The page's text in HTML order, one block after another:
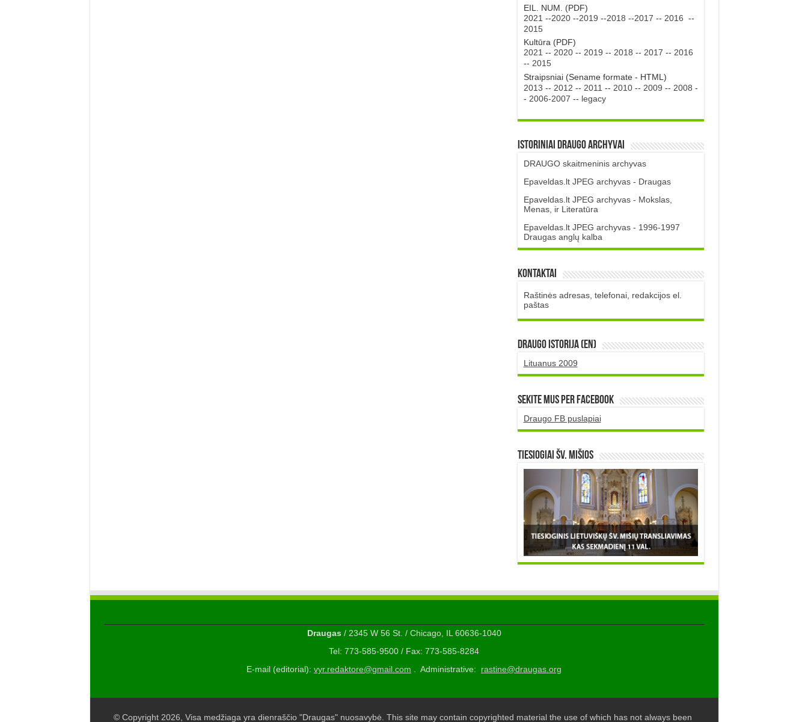
EIL. NUM. (PDF)
2021 --2020--2019 --2018 --2017 -- 2016 --
2015
Kultūra (PDF)
2021 -- 2020-- 2019 -- 2018 -- 2017 -- 2016
-- 2015
Straipsniai (Sename formate - HTML)
2013 -- 2012 -- 2011 -- 2010-- 2009 -- 2008 -
- 2006-2007 -- legacy
Istoriniai DRAUGO Archyvai
DRAUGO skaitmeninis archyvas
Epaveldas.lt JPEG archyvas - Draugas
Epaveldas.lt JPEG archyvas - Mokslas,
Menas, ir Literatūra
Epaveldas.lt JPEG archyvas - 1996-1997
Draugas anglų kalba
Kontaktai
Raštinės adresas, telefonai, redakcijos el.
paštas
DRAUGO istorija (EN)
Lituanus 2009
Sekite mus per Facebook
Draugo FB puslapiai
TIESIOGIAI šv. MIŠIOS
Draugas/ 2345 W 56 St. / Chicago, IL 60636-1040
Tel: 773-585-9500 / Fax: 773-585-8284
E-mail (editorial): vyr.redaktore@gmail.com . Administrative: rastine@draugas.org
© Copyright 2026, Visa medžiaga yra dienraščio "Draugas" nuosavybė. This site may contain copyrighted material the use of which has not always been